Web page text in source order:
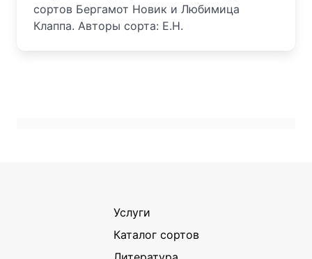
сортов Бергамот Новик и Любимица
Клаппа. Авторы сорта: Е.Н.
Услуги
Каталог сортов